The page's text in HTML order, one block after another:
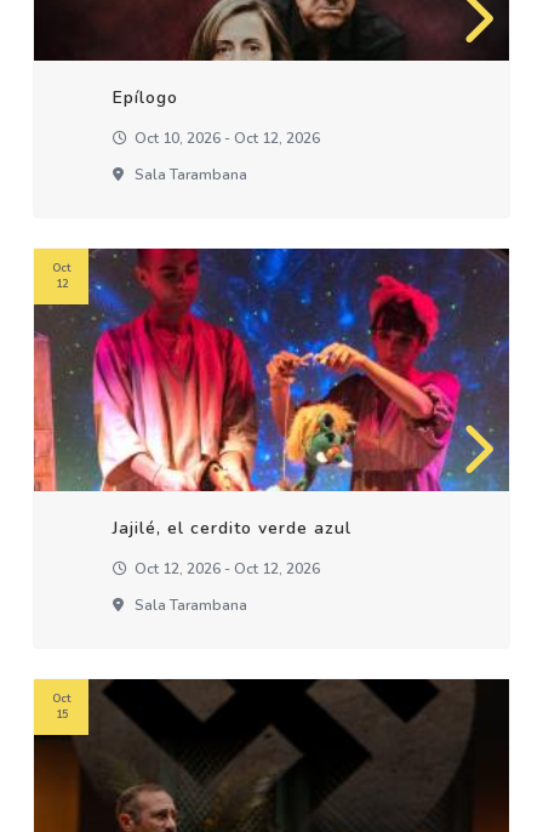
Epílogo
Oct 10, 2026 - Oct 12, 2026
Sala Tarambana
Jajilé, el cerdito verde azul
Oct 12, 2026 - Oct 12, 2026
Sala Tarambana
Oct
12
Oct
15